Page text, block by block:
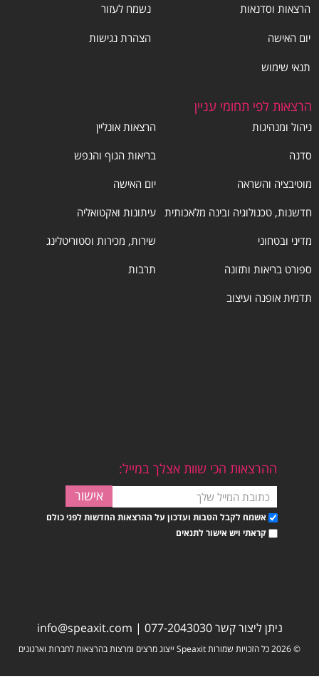
הרצאות וסדנאות
יום האישה
תנאי שימוש
נשמח לעזור
הצהרת נגישות
הרצאות לפי תחומי עניין
ניהול ומנהיגות
הרצאות אונליין
סדנה
בריאות הגוף והנפש
מוטיבציה והשראה
יום האישה
חדשנות, טכנולוגיה ובינה מלאכותית
עיתונות ואקטואליה
מדיני ובטחוני
שירות, מכירות וסטוריטלינג
ספורט בריאות ותזונה
תרבות
תדמית אופנה ועיצוב
ההרצאות הכי שוות אצלך במייל:
אשמח לקבל הטבות ועדכון על ההרצאות החדשות לפני כולם
קראתי ויש אישור לתנאים
ניתן ליצור קשר077-2043030
|
info@speaxit.com
© 2026 כל הזכויות שמורות Speaxit ייצוג מרצים ומרצות בהרצאות לחברות וארגונים